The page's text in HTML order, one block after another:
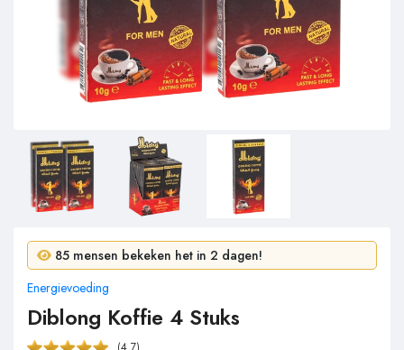
7 mensen kochten in 24 uur!
85 mensen bekeken het in 2 dagen!
Energievoeding
Diblong Koffie 4 Stuks